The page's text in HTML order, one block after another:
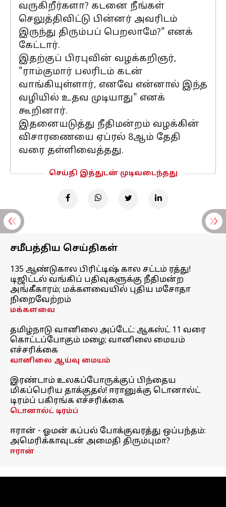
வருகிறீர்களா? கடனை நீங்கள்
செலுத்திவிட்டு பின்னர் அவரிடம்
இருந்து திரும்பப் பெறலாமே?" எனக்
கேட்டார்.
இதற்குப் பிரபுவின் வழக்கறிஞர்,
"ராம்குமார் பலரிடம் கடன்
வாங்கியுள்ளார், எனவே என்னால் இந்த
வழியில் உதவ முடியாது" எனக்
கூறினார்.
இதனையடுத்து நீதிமன்றம் வழக்கின்
விசாரணையை ஏப்ரல் 8ஆம் தேதி
வரை தள்ளிவைத்தது.
செய்தி இத்துடன் முடிவடைந்தது
சமீபத்திய செய்திகள்
135 ஆண்டுகால பிரிட்டிஷ் கால சட்டம் ரத்து!
டிஜிட்டல் வங்கிப் பதிவுகளுக்கு நீதிமன்ற
அங்கீகாரம்; மக்களவையில் புதிய மசோதா
நிறைவேற்றம்
மக்களவை
தமிழ்நாடு வானிலை அப்டேட்: ஆகஸ்ட் 11 வரை
கொட்டப்போகும் மழை; வானிலை மையம்
எச்சரிக்கை
வானிலை ஆய்வு மையம்
இரண்டாம் உலகப்போருக்குப் பிந்தைய
மிகப்பெரிய தாக்குதல்! ஈரானுக்கு டொனால்ட்
டிரம்ப் பகிரங்க எச்சரிக்கை
டொனால்ட் டிரம்ப்
ஈரான் - ஓமன் கப்பல் போக்குவரத்து ஒப்பந்தம்:
அமெரிக்காவுடன் அமைதி திரும்புமா?
ஈரான்